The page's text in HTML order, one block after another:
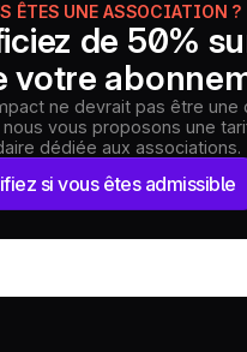
ÊTES UNE ASSOCIATION ?
de 50%
votre
ne devrait pas être une
vous proposons une
dédiée aux associations.
si vous êtes admissible